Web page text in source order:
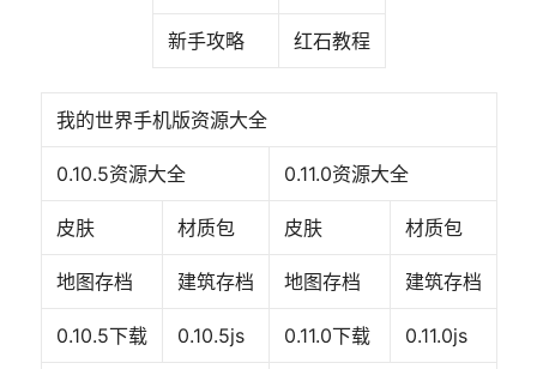
新手攻略 红石教程
我的世界手机版资源大全
0.10.5资源大全 0.11.0资源大全
皮肤 材质包 皮肤 材质包
地图存档 建筑存档 地图存档 建筑存档
0.10.5下载 0.10.5js 0.11.0下载 0.11.0js